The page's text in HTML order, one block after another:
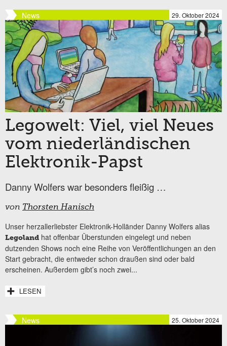
News 29. Oktober 2024
Legowelt: Viel, viel Neues
vom niederländischen
Elektronik-Papst
Danny Wolfers war besonders fleißig …
von Thorsten Hanisch
Unser herzallerliebster Elektronik-Holländer Danny Wolfers alias
Legoland hat offenbar Überstunden eingelegt und neben
dutzenden Shows noch eine Reihe von Veröffentlichungen an den
Start gebracht, die entweder schon draußen sind oder bald
erscheinen. Außerdem gibt’s noch zwei...
LESEN
News 25. Oktober 2024